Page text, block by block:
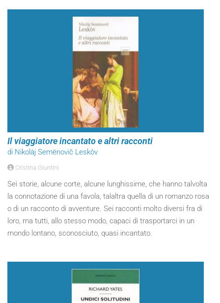
Il viaggiatore incantato e altri racconti
di Nikolàj Semënovič Leskòv
Cristina Giuntini
Sei storie, alcune corte, alcune lunghissime, che hanno talvolta
la connotazione di una favola, talaltra quella di un romanzo rosa
o di un racconto di avventure. Sei racconti molto diversi fra di
loro, ma tutti, allo stesso modo, capaci di trasportarci in un
mondo lontano, sconosciuto, quasi incantato.